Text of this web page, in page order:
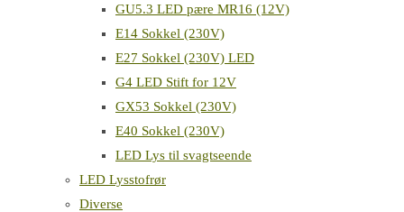
GU5.3 LED pære MR16 (12V)
E14 Sokkel (230V)
E27 Sokkel (230V) LED
G4 LED Stift for 12V
GX53 Sokkel (230V)
E40 Sokkel (230V)
LED Lys til svagtseende
LED Lysstofrør
Diverse